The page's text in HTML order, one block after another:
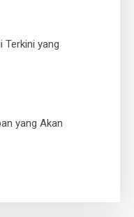
Terkini yang
yang Akan